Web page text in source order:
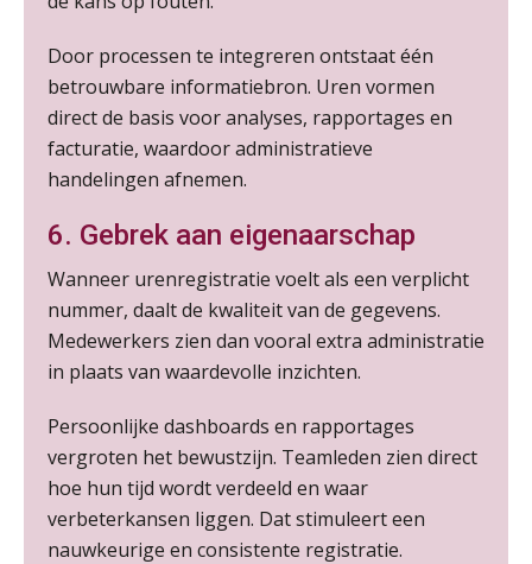
Door processen te integreren ontstaat één
betrouwbare informatiebron. Uren vormen
direct de basis voor analyses, rapportages en
facturatie, waardoor administratieve
handelingen afnemen.
6. Gebrek aan eigenaarschap
Wanneer urenregistratie voelt als een verplicht
nummer, daalt de kwaliteit van de gegevens.
Medewerkers zien dan vooral extra administratie
in plaats van waardevolle inzichten.
Persoonlijke dashboards en rapportages
vergroten het bewustzijn. Teamleden zien direct
hoe hun tijd wordt verdeeld en waar
verbeterkansen liggen. Dat stimuleert een
nauwkeurige en consistente registratie.
31
AUG
Praktijkdiploma Loonadministratie (PDL®)
Markus Verbeek Praehep
01
03
SEP
Online cursus Wwft voor salarisadministrateurs (inclusief praktijkmodellen)
MOCuitgevers
07
08
SEP
Online Excel training voor de salarisadministrateur (verdieping)
MOCuitgevers